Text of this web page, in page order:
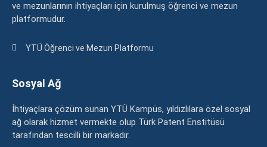
ve mezunlarının ihtiyaçları için kurulmuş öğrenci ve mezun
platformudur.
YTÜ Öğrenci ve Mezun Platformu
Sosyal Ağ
İhtiyaçlara çözüm sunan YTÜ Kampüs, yıldızlılara özel sosyal
ağ olarak hizmet vermekte olup Türk Patent Enstitüsü
tarafından tescilli bir markadır.